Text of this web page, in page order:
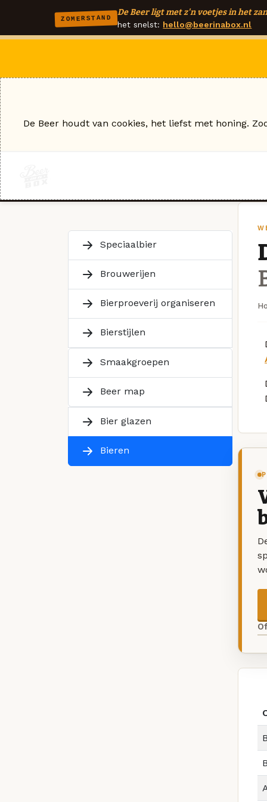
ZOMERSTAND
De Beer ligt met z'n voetjes in het
het snelst: hello@beerinabox.nl
Speciaalbier
Brouwerijen
Bierproeverij organiseren
Bierstijlen
Smaakgroepen
Beer map
Bier glazen
Bieren
De Beer houdt van cookies, het liefst met honing.